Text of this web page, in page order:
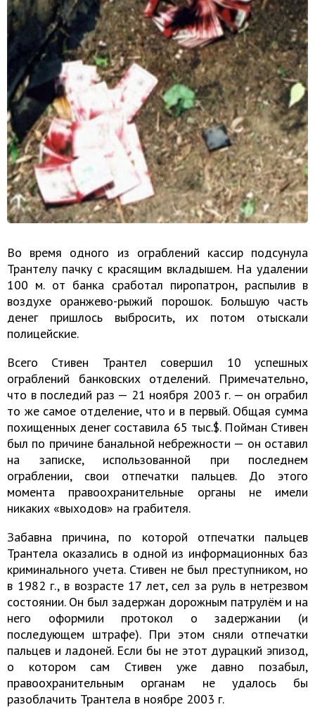
Во время одного из ограблений кассир подсунула
Трантелу пачку с красящим вкладышем. На удалении
100 м. от банка сработал пиропатрон, распылив в
воздухе оранжево-рыжий порошок. Большую часть
денег пришлось выбросить, их потом отыскали
полицейские.
Всего Стивен Трантел совершил 10 успешных
ограблений банковских отделений. Примечательно,
что в последий раз — 21 ноября 2003 г. — он ограбил
то же самое отделение, что и в первый. Общая сумма
похищенных денег составила 65 тыс.$. Пойман Стивен
был по причине банальной небрежности — он оставил
на записке, использованной при последнем
ограблении, свои отпечатки пальцев. До этого
момента правоохранительные органы не имели
никаких «выходов» на грабителя.
Забавна причина, по которой отпечатки пальцев
Трантела оказались в одной из информационных баз
криминального учета. Стивен не был преступником, но
в 1982 г., в возрасте 17 лет, сел за руль в нетрезвом
состоянии. Он был задержан дорожным патрулём и на
него оформили протокол о задержании (и
последующем штрафе). При этом сняли отпечатки
пальцев и ладоней. Если бы не этот дурацкий эпизод,
о котором сам Стивен уже давно позабыл,
правоохранительным органам не удалось бы
разоблачить Трантела в ноябре 2003 г.